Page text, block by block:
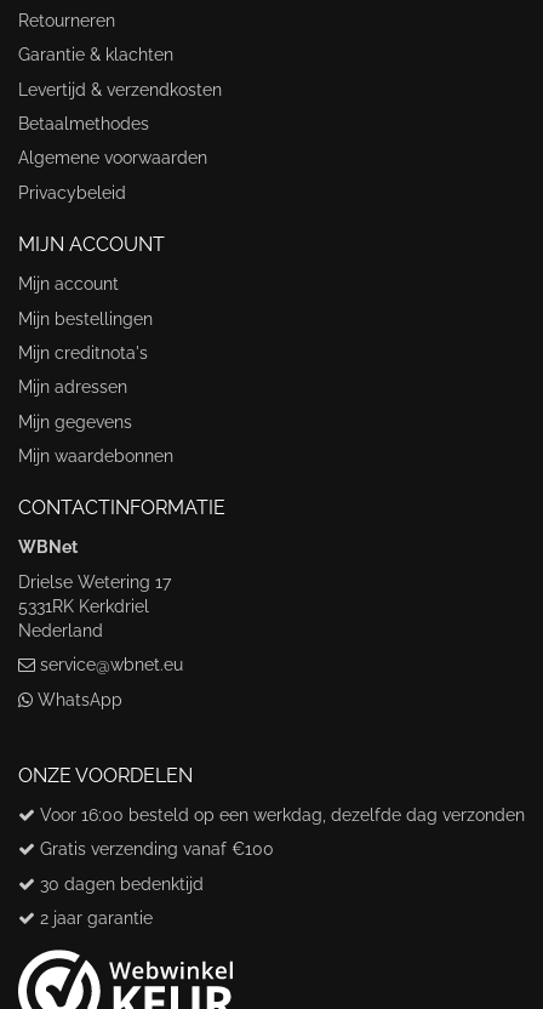
Retourneren
Garantie & klachten
Levertijd & verzendkosten
Betaalmethodes
Algemene voorwaarden
Privacybeleid
MIJN ACCOUNT
Mijn account
Mijn bestellingen
Mijn creditnota's
Mijn adressen
Mijn gegevens
Mijn waardebonnen
CONTACTINFORMATIE
WBNet
Drielse Wetering 17
5331RK Kerkdriel
Nederland
service@wbnet.eu
WhatsApp
ONZE VOORDELEN
Voor 16:00 besteld op een werkdag, dezelfde dag verzonden
Gratis verzending vanaf €100
30 dagen bedenktijd
2 jaar garantie